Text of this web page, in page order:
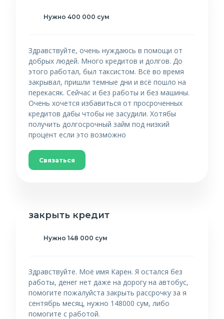
Нужно 400 000 сум
Здравствуйте, очень нуждаюсь в помощи от
добрых людей. Много кредитов и долгов. До
этого работал, был таксистом. Всё во время
закрывал, пришли темные дни и всё пошло на
перекасяк. Сейчас и без работы и без машины.
Очень хочется избавиться от просроченных
кредитов дабы чтобы не засудили. Хотябы
получить долгосрочный займ под низкий
процент если это возможно
Связаться
закрыть кредит
Нужно 148 000 сум
Здравствуйте. Моё имя Карен. Я остался без
работы, денег нет даже на дорогу на автобус,
помогите пожалуйста закрыть рассрочку за я
сентябрь месяц, нужно 148000 сум, либо
помогите с работой.